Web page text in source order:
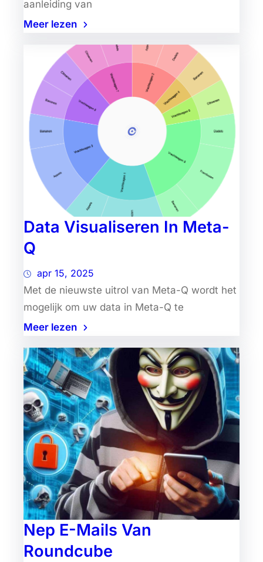
aanleiding van
Meer lezen
Data Visualiseren In Meta-
Q
apr 15, 2025
Met de nieuwste uitrol van Meta-Q wordt het
mogelijk om uw data in Meta-Q te
Meer lezen
Nep E-Mails Van
Roundcube